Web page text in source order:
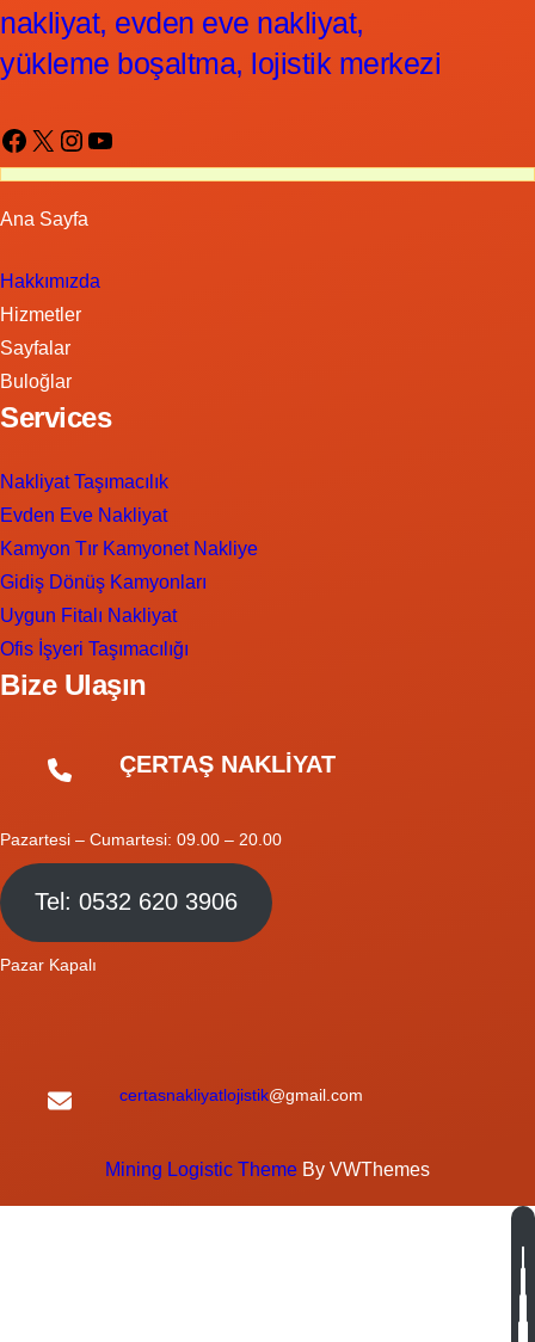
nakliyat, evden eve nakliyat,
yükleme boşaltma, lojistik merkezi
Facebook X Instagram YouTube
Ana Sayfa
Hakkımızda
Hizmetler
Sayfalar
Buloğlar
Services
Nakliyat Taşımacılık
Evden Eve Nakliyat
Kamyon Tır Kamyonet Nakliye
Gidiş Dönüş Kamyonları
Uygun Fitalı Nakliyat
Ofis İşyeri Taşımacılığı
Bize Ulaşın
ÇERTAŞ NAKLİYAT
Pazartesi – Cumartesi: 09.00 – 20.00
Tel: 0532 620 3906
Pazar Kapalı
certasnakliyatlojistik@gmail.com
Mining Logistic Theme By VWThemes